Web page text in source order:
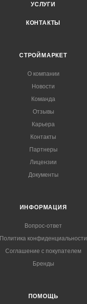
УСЛУГИ
КОНТАКТЫ
СТРОЙМАРКЕТ
О компании
Новости
Команда
Отзывы
Карьера
Контакты
Партнеры
Лицензии
Документы
ИНФОРМАЦИЯ
Вопрос-ответ
Политика конфиденциальности
Соглашение с покупателем
Бренды
ПОМОЩЬ